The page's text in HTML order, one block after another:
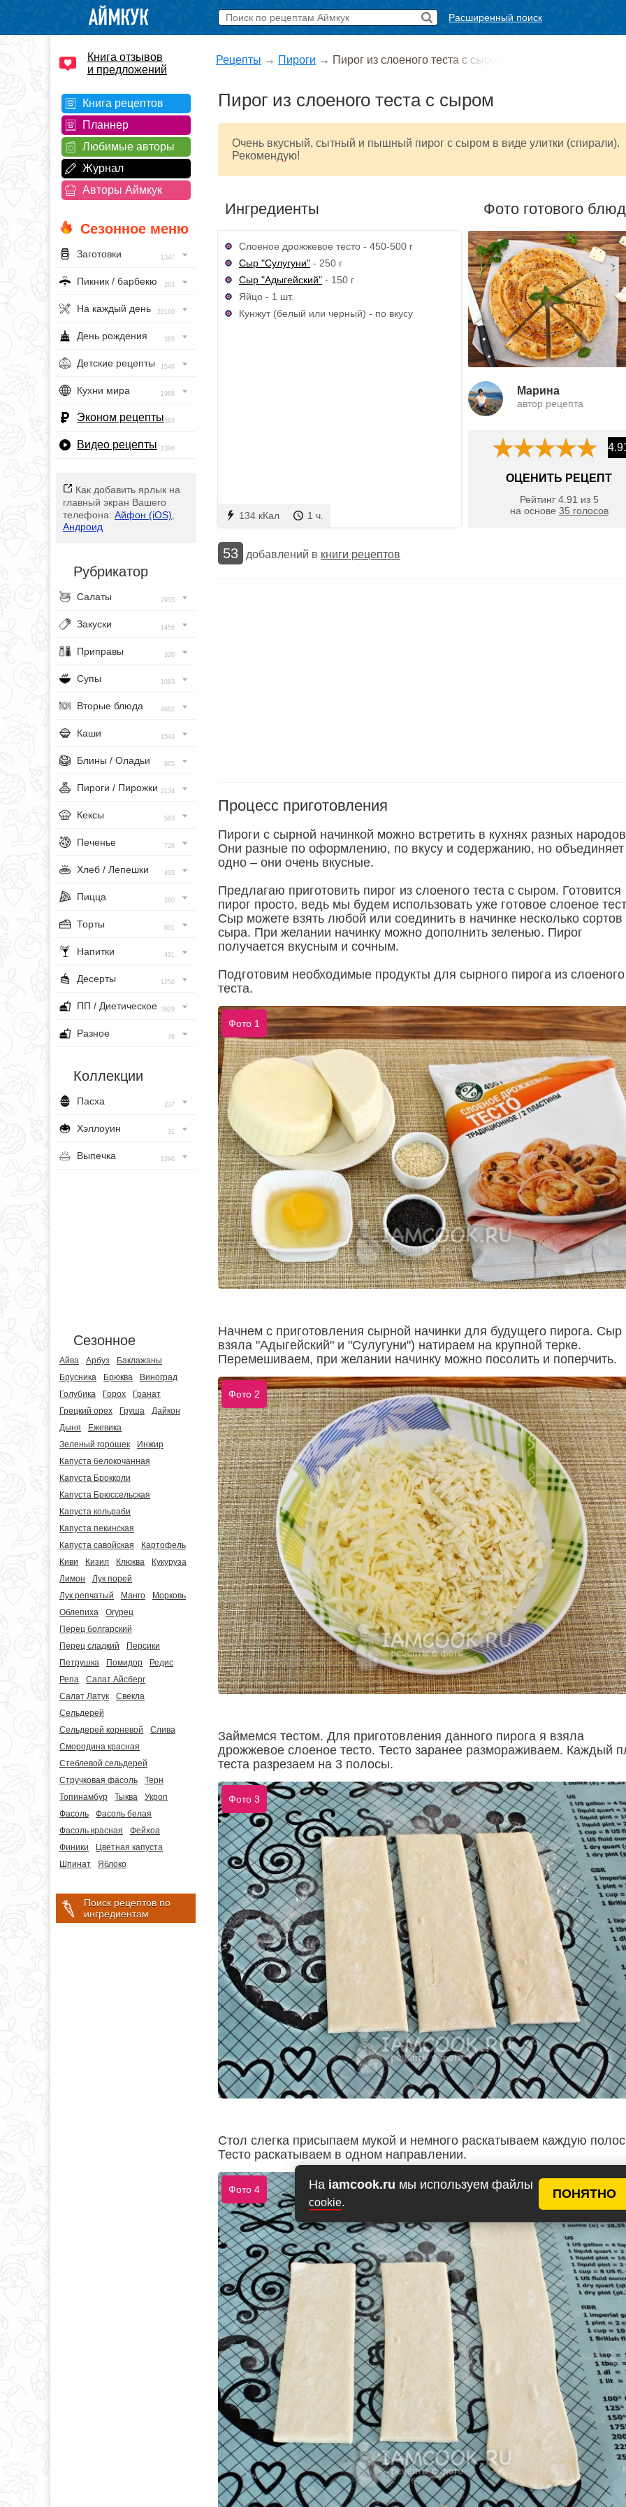
На iamcook.ru мы используем файлы
cookie.
ПОНЯТНО
Расширенный поиск
Книга отзывов
и предложений
Книга рецептов
Планнер
Любимые авторы
Журнал
Авторы Аймкук
Сезонное меню
Заготовки 1347
Пикник / барбекю 293
На каждый день 20160
День рождения 385
Детские рецепты 1548
Кухни мира 1968
Эконом рецепты393
Видео рецепты 1396
Как добавить ярлык на
главный экран Вашего
телефона: Айфон (iOS)
Андроид
Рубрикатор
Салаты 2955
Закуски 1456
Приправы 320
Супы 1083
Вторые блюда 4682
Каши 1543
Блины / Оладьи 965
Пироги / Пирожки 2134
Кексы 563
Печенье 728
Хлеб / Лепешки 433
Пицца 260
Торты 801
Напитки 491
Десерты 1256
ПП / Диетическое 3929
Разное 76
Коллекции
Пасха 237
Хэллоуин 31
Выпечка 1296
Сезонное
Айва Арбуз
Баклажаны
Брусника
Брюква
Виноград
Голубика
Горох
Гранат
Грецкий орех
Груша
Дайкон
Дыня
Ежевика
Зеленый горошек
Инжир
Капуста белокочанная
Капуста Брокколи
Капуста Брюссельская
Капуста кольраби
Капуста пекинская
Капуста савойская
Картофель
Киви
Кизил Клюква
Кукуруза
Лимон
Лук порей
Лук репчатый
Манго
Морковь
Облепиха
Огурец
Перец болгарский
Перец сладкий
Персики
Петрушка
Помидор
Редис
Репа
Салат Айсберг
Салат Латук
Свекла
Сельдерей
Сельдерей корневой
Слива
Смородина красная
Стеблевой сельдерей
Стручковая фасоль
Терн
Топинамбур
Тыква
Укроп
Фасоль
Фасоль белая
Фасоль красная
Фейхоа
Финики
Цветная капуста
Шпинат
Яблоко
Поиск рецептов по
ингредиентам
Рецепты → Пироги → Пирог из слоеного теста с сыром
Пирог из слоеного теста с сыром
Очень вкусный, сытный и пышный пирог с сыром в виде улитки (спирали).
Рекомендую!
Ингредиенты
Слоеное дрожжевое тесто - 450-500 г
Сыр "Сулугуни" - 250 г
Сыр "Адыгейский" - 150 г
Яйцо - 1 шт.
Кунжут (белый или черный) - по вкусу
134 кКал 1 ч.
Фото готового
Марина
автор рецепта
ОЦЕНИТЬ РЕЦЕПТ
Рейтинг 4.91 из 5
на основе 35 голосов
53 добавлений в книги рецептов
Процесс приготовления
Пироги с сырной начинкой можно встретить в кухнях разных
Они разные по оформлению, по вкусу и содержанию, но объединяет
одно – они очень вкусные.
Предлагаю приготовить пирог из слоеного теста с сыром. Готовится
пирог просто, ведь мы будем использовать уже готовое слоеное
Сыр можете взять любой или соединить в начинке несколько сортов
сыра. При желании начинку можно дополнить зеленью. Пирог
получается вкусным и сочным.
Подготовим необходимые продукты для сырного пирога из слоеного
теста.
Фото 1
Начнем с приготовления сырной начинки для будущего пирога. Сыр
взяла "Адыгейский" и "Сулугуни") натираем на крупной терке.
Перемешиваем, при желании начинку можно посолить и поперчить.
Фото 2
Займемся тестом. Для приготовления данного пирога я взяла
дрожжевое слоеное тесто. Тесто заранее размораживаем. Каждый
теста разрезаем на 3 полосы.
Фото 3
Стол слегка присыпаем мукой и немного раскатываем каждую
Тесто раскатываем в одном направлении.
Фото 4